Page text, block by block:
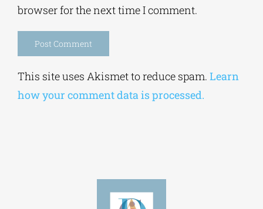
browser for the next time I comment.
This site uses Akismet to reduce spam. Learn
how your comment data is processed.